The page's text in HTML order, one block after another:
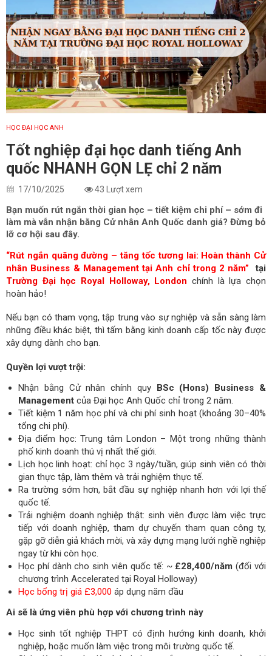
HỌC ĐẠI HỌC ANH
Tốt nghiệp đại học danh tiếng Anh
quốc NHANH GỌN LẸ chỉ 2 năm
17/10/2025 43 Lượt xem
Bạn muốn rút ngắn thời gian học – tiết kiệm chi phí – sớm đi
làm mà vẫn nhận bằng Cử nhân Anh Quốc danh giá? Đừng bỏ
lỡ cơ hội sau đây.
“Rút ngắn quãng đường – tăng tốc tương lai: Hoàn thành Cử
nhân Business & Management tại Anh chỉ trong 2 năm”tại
Trường Đại học Royal Holloway, London chính là lựa chọn
hoàn hảo!
Nếu bạn có tham vọng, tập trung vào sự nghiệp và sẵn sàng làm
những điều khác biệt, thì tấm bằng kinh doanh cấp tốc này được
xây dựng dành cho bạn.
Quyền lợi vượt trội:
Nhận bằng Cử nhân chính quy BSc (Hons) Business &
Management của Đại học Anh Quốc chỉ trong 2 năm.
Tiết kiệm 1 năm học phí và chi phí sinh hoạt (khoảng 30–40%
tổng chi phí).
Địa điểm học: Trung tâm London – Một trong những thành
phố kinh doanh thú vị nhất thế giới.
Lịch học linh hoạt: chỉ học 3 ngày/tuần, giúp sinh viên có thời
gian thực tập, làm thêm và trải nghiệm thực tế.
Ra trường sớm hơn, bắt đầu sự nghiệp nhanh hơn với lợi thế
quốc tế.
Trải nghiệm doanh nghiệp thật: sinh viên được làm việc trực
tiếp với doanh nghiệp, tham dự chuyến tham quan công ty,
gặp gỡ diễn giả khách mời, và xây dựng mạng lưới nghề nghiệp
ngay từ khi còn học.
Học phí dành cho sinh viên quốc tế: ~ £28,400/năm (đối với
chương trình Accelerated tại Royal Holloway)
Học bổng trị giá £3,000 áp dụng năm đầu
Ai sẽ là ứng viên phù hợp với chương trình này
Học sinh tốt nghiệp THPT có định hướng kinh doanh, khởi
nghiệp, hoặc muốn làm việc trong môi trường quốc tế.